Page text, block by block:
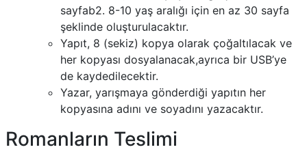
sayfab2. 8-10 yaş aralığı için en az 30 sayfa
şeklinde oluşturulacaktır.
Yapıt, 8 (sekiz) kopya olarak çoğaltılacak ve
her kopyası dosyalanacak,ayrıca bir USB’ye
de kaydedilecektir.
Yazar, yarışmaya gönderdiği yapıtın her
kopyasına adını ve soyadını yazacaktır.
Romanların Teslimi